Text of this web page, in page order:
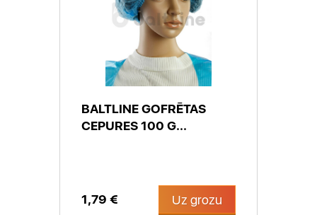
BALTLINE GOFRĒTAS
CEPURES 100 G...
1,79 € Uz grozu